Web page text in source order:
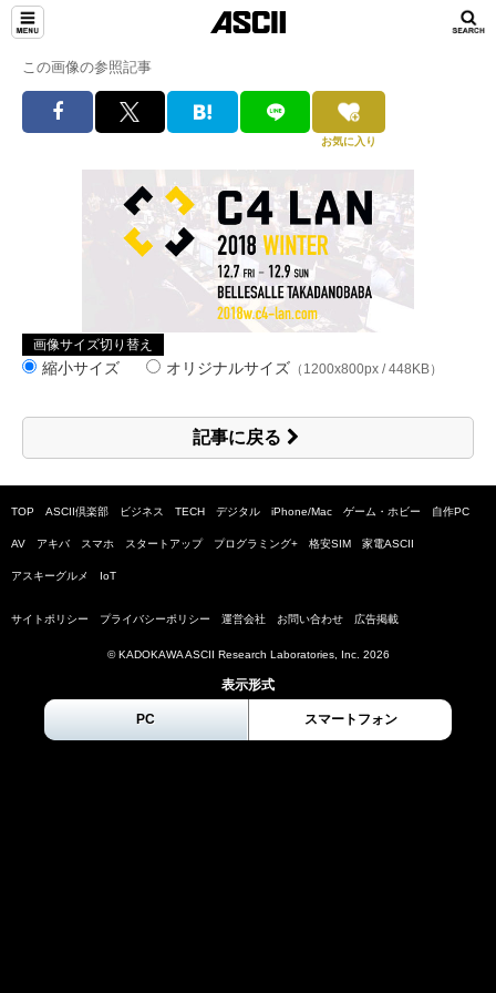
この画像の参照記事
お気に入り
画像サイズ切り替え
縮小サイズ オリジナルサイズ （1200x800px / 448KB）
記事に戻る
TOP ASCII倶楽部 ビジネス TECH デジタル iPhone/Mac ゲーム・ホビー 自作PC
AV アキバ スマホ スタートアップ プログラミング+ 格安SIM 家電ASCII
アスキーグルメ IoT
サイトポリシー プライバシーポリシー 運営会社 お問い合わせ 広告掲載
© KADOKAWA ASCII Research Laboratories, Inc. 2026
表示形式
PC スマートフォン